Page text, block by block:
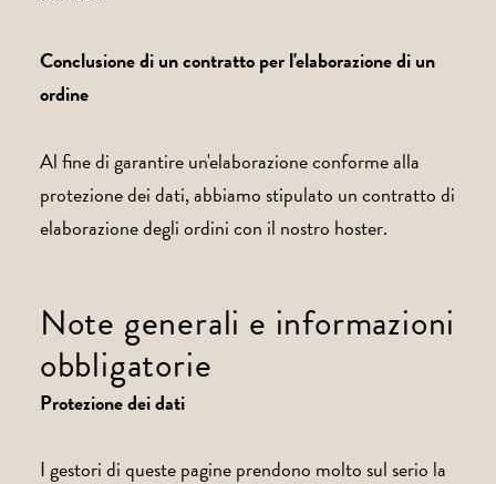
Conclusione di un contratto per l'elaborazione di un
ordine
Al fine di garantire un'elaborazione conforme alla
protezione dei dati, abbiamo stipulato un contratto di
elaborazione degli ordini con il nostro hoster.
Note generali e informazioni
obbligatorie
Protezione dei dati
I gestori di queste pagine prendono molto sul serio la